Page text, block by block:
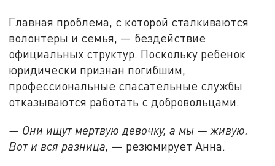
Главная проблема, с которой сталкиваются
волонтеры и семья, — бездействие
официальных структур. Поскольку ребенок
юридически признан погибшим,
профессиональные спасательные службы
отказываются работать с добровольцами.
— Они ищут мертвую девочку, а мы — живую.
Вот и вся разница, — резюмирует Анна.